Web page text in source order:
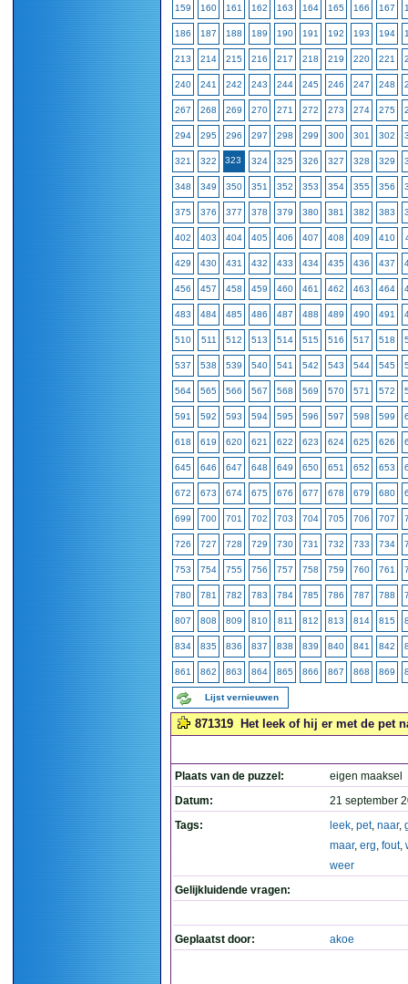
159 160 161 162 163 164 165 166 167
186 187 188 189 190 191 192 193 194
213 214 215 216 217 218 219 220 221
240 241 242 243 244 245 246 247 248
267 268 269 270 271 272 273 274 275
294 295 296 297 298 299 300 301 302
321 322 323 324 325 326 327 328 329
348 349 350 351 352 353 354 355 356
375 376 377 378 379 380 381 382 383
402 403 404 405 406 407 408 409 410
429 430 431 432 433 434 435 436 437
456 457 458 459 460 461 462 463 464
483 484 485 486 487 488 489 490 491
510 511 512 513 514 515 516 517 518
537 538 539 540 541 542 543 544 545
564 565 566 567 568 569 570 571 572
591 592 593 594 595 596 597 598 599
618 619 620 621 622 623 624 625 626
645 646 647 648 649 650 651 652 653
672 673 674 675 676 677 678 679 680
699 700 701 702 703 704 705 706 707
726 727 728 729 730 731 732 733 734
753 754 755 756 757 758 759 760 761
780 781 782 783 784 785 786 787 788
807 808 809 810 811 812 813 814 815
834 835 836 837 838 839 840 841 842
861 862 863 864 865 866 867 868 869
Lijst vernieuwen
871319 Het leek of hij er met de pet
Plaats van de puzzel:
eigen maaksel
Datum:
21 september
Tags:
leek, pet, naar,
maar, erg, fout,
weer
Gelijkluidende vragen:
Geplaatst door: akoe